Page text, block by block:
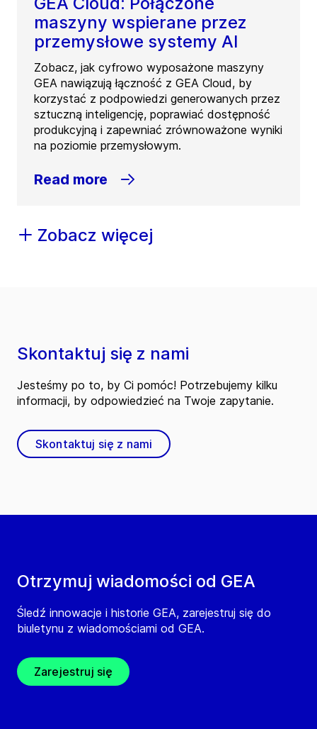
maszyny wspierane przez
przemysłowe systemy AI
Zobacz, jak cyfrowo wyposażone maszyny
GEA nawiązują łączność z GEA Cloud, by
korzystać z podpowiedzi generowanych przez
sztuczną inteligencję, poprawiać dostępność
produkcyjną i zapewniać zrównoważone wyniki
na poziomie przemysłowym.
Read more
Zobacz więcej
Otrzymuj wiadomości od GEA
Śledź innowacje i historie GEA, zarejestruj się do
biuletynu z wiadomościami od GEA.
Zarejestruj się
Skontaktuj się z nami
Jesteśmy po to, by Ci pomóc! Potrzebujemy kilku
informacji, by odpowiedzieć na Twoje zapytanie.
Skontaktuj się z nami